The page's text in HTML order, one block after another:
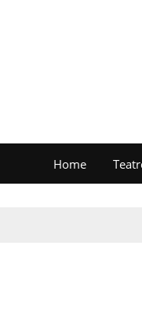
Home